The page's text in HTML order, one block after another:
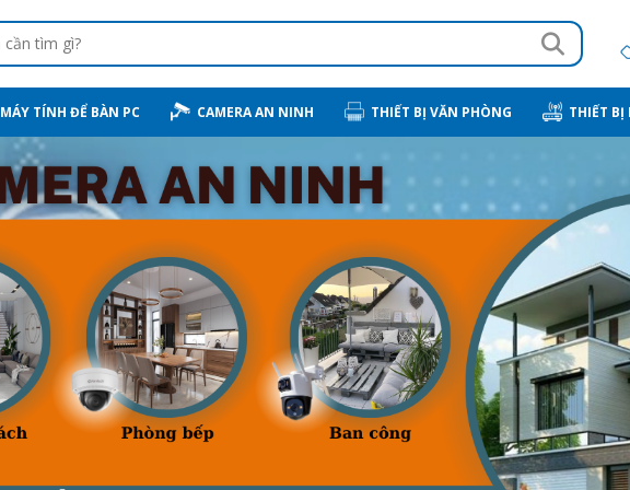
MÁY TÍNH ĐỂ BÀN PC CAMERA AN NINH THIẾT BỊ VĂN PHÒNG THIẾT BỊ